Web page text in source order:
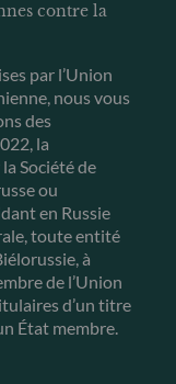
contre la
par l’Union
nous vous
des
la
Société de
ou
en Russie
toute entité
à
de l’Union
d’un titre
État membre.